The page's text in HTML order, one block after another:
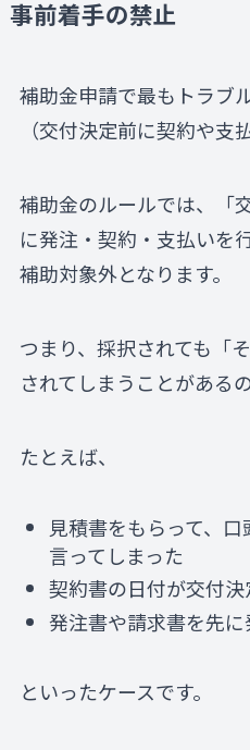
事前着手の禁止
補助金申請で最もトラブ
（交付決定前に契約や支
補助金のルールでは、「
に発注・契約・支払いを
補助対象外となります。
つまり、採択されても「
されてしまうことがあるの
たとえば、
見積書をもらって、
言ってしまった
契約書の日付が交付
発注書や請求書を先
といったケースです。